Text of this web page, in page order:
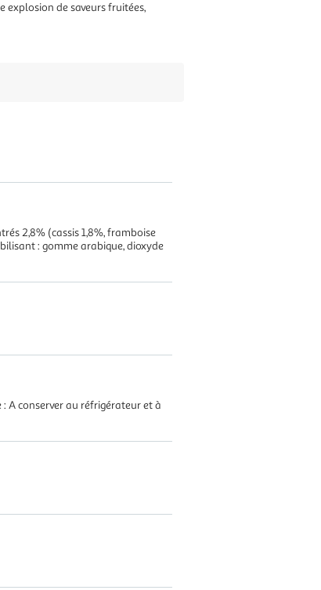
explosion de saveurs fruitées,
2,8% (cassis 1,8%, framboise
: gomme arabique, dioxyde
A conserver au réfrigérateur et à